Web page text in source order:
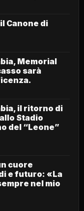
Canone di
Memorial
sarà
il ritorno di
Stadio
del “Leone”
cuore
e futuro: «La
nel mio